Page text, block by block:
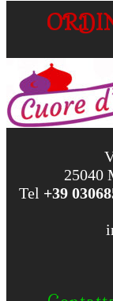
25040
Tel +39